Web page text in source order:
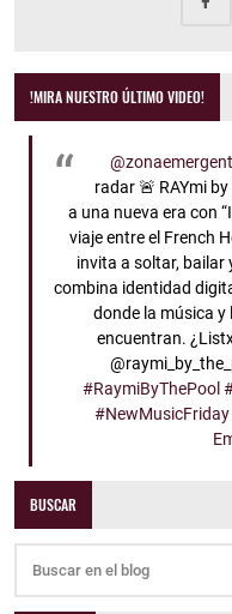
!MIRA NUESTRO ÚLTIMO VIDEO!
radar 🚨 RAYmi
a una nueva era con
viaje entre el French
invita a soltar, bailar
combina identidad
donde la música
encuentran.
#RaymiByThePool
#NewMusicFriday
BUSCAR